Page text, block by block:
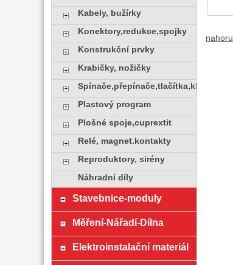
nahoru
Kabely, bužírky
Konektory,redukce,spojky
Konstrukční prvky
Krabičky, nožičky
Spínače,přepínače,tlačítka,klávesy
Plastový program
Plošné spoje,cuprextit
Relé, magnet.kontakty
Reproduktory, sirény
Náhradní díly
Stavebnice-moduly
Měření-Nářadí-Dílna
Elektroinstalační materiál